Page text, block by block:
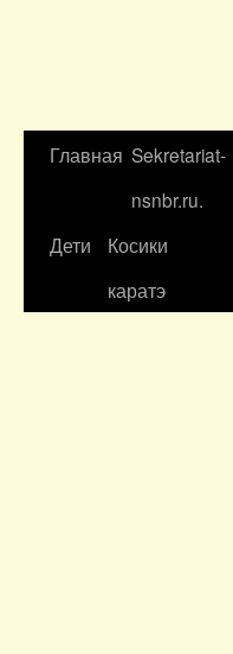
Главная Sekretariat-
nsnbr.ru.
Дети
Косики
каратэ